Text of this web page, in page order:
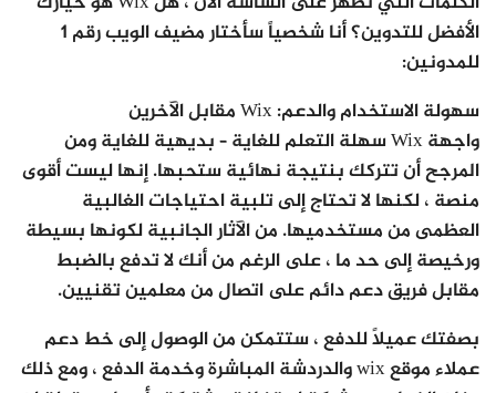
الأفضل للتدوين؟ أنا شخصياً سأختار مضيف الويب رقم 1
للمدونين:
سهولة الاستخدام والدعم: Wix مقابل الآخرين
واجهة Wix سهلة التعلم للغاية – بديهية للغاية ومن
المرجح أن تتركك بنتيجة نهائية ستحبها. إنها ليست أقوى
منصة ، لكنها لا تحتاج إلى تلبية احتياجات الغالبية
العظمى من مستخدميها. من الآثار الجانبية لكونها بسيطة
ورخيصة إلى حد ما ، على الرغم من أنك لا تدفع بالضبط
مقابل فريق دعم دائم على اتصال من معلمين تقنيين.
بصفتك عميلًا للدفع ، ستتمكن من الوصول إلى خط دعم
عملاء موقع wix والدردشة المباشرة وخدمة الدفع ، ومع ذلك